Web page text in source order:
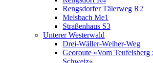
Rengsdorfer Tälerweg R2
Melsbach Me1
Straßenhaus S3
Unterer Westerwald
Drei-Wäller-Weiher-Weg
Georoute »Vom Teufelsberg
Schweiz«